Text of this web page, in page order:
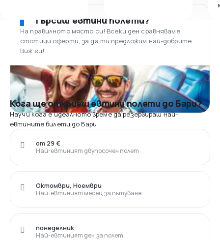
Търсиш евтини полети?
На правилното място си! Всеки ден сравняваме
стотици оферти, за да ти предложим най-добрите.
Виж ги!
Кога ще откриеш евтини полети до Бари?
Научи кога е идеалното време да резервираш най-
евтините билети до Бари
Най-евтиният двупосочен полет
от 29 €
Най-евтиният месец за пътуване
Октомври, Ноември
Най-евтиният ден за полет
понеделник